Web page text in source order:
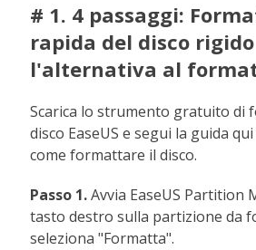
# 1. 4 passaggi:
rapida del disco
l'alternativa al
Scarica lo strumento gratuito di
disco EaseUS e segui la guida
come formattare il disco.
Passo 1.Avvia EaseUS Partition
tasto destro sulla partizione da
seleziona "Formatta".